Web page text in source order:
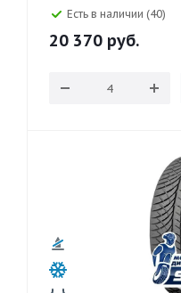
Есть в наличии (40)
20 370 руб.